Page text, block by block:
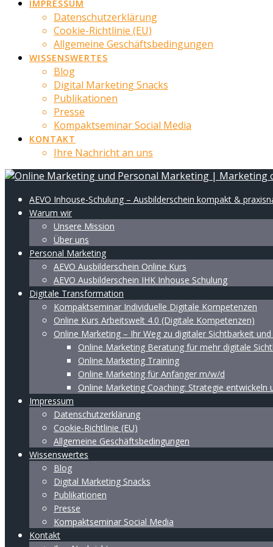
IMPRESSUM
Datenschutzerklärung
Cookie-Richtlinie (EU)
Allgemeine Geschäftsbedingungen
WISSENSWERTES
Blog
Digital Marketing Snacks
Publikationen
Presse
Kompaktseminar Social Media
KONTAKT
Ihre Nachricht an uns
AEVO Inhouse-Schulung – Ausbilderschein kompakt &
Warum wir
Unsere Mission
Über uns
Personal Marketing
AEVO Ausbilderschein Online Kurs
AEVO Ausbilderschein IHK Inhouse Schulung
Digitale Transformation
Kompaktseminar Individuelle Digitale Kompetenzen
Online Kurs Arbeitswelt 4.0 (Digitale Kompetenzen)
Online Marketing – Ihr Weg zu digitaler Sichtbarkeit
Online Marketing Beratung für mehr digitale
Online Marketing Training
Online Marketing für Anfänger m/w/d
Online Marketing Coaching: Strategie entwickeln
Impressum
Datenschutzerklärung
Cookie-Richtlinie (EU)
Allgemeine Geschäftsbedingungen
Wissenswertes
Blog
Digital Marketing Snacks
Publikationen
Presse
Kompaktseminar Social Media
Kontakt